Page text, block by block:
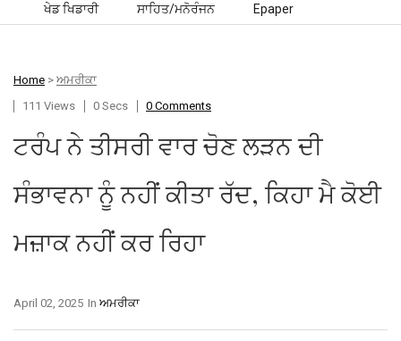
ਖੇਡ ਖਿਡਾਰੀ ਸਾਹਿਤ/ਮਨੋਰੰਜਨ Epaper
Home > ਅਮਰੀਕਾ
111 Views
0 Secs 0 Comments
ਟਰੰਪ ਨੇ ਤੀਸਰੀ ਵਾਰ ਚੋਣ ਲੜਨ ਦੀ
ਸੰਭਾਵਨਾ ਨੂੰ ਨਹੀਂ ਕੀਤਾ ਰੱਦ, ਕਿਹਾ ਮੈ ਕੋਈ
ਮਜ਼ਾਕ ਨਹੀਂ ਕਰ ਰਿਹਾ
In ਅਮਰੀਕਾ
April 02, 2025